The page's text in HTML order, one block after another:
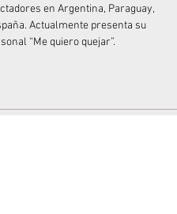
en Argentina, Paraguay,
Actualmente presenta su
“Me quiero quejar”.